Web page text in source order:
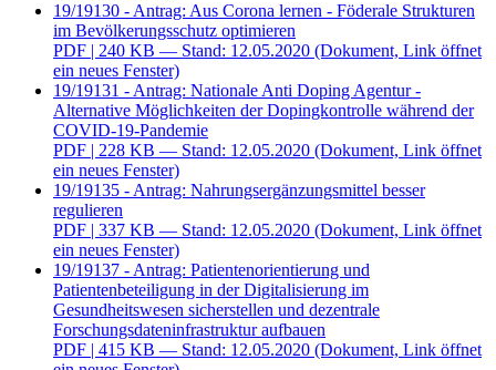
19/19130 - Antrag: Aus Corona lernen - Föderale Strukturen
im Bevölkerungsschutz optimieren
PDF | 240 KB — Stand: 12.05.2020 (Dokument, Link öffnet
ein neues Fenster)
19/19131 - Antrag: Nationale Anti Doping Agentur -
Alternative Möglichkeiten der Dopingkontrolle während der
COVID-19-Pandemie
PDF | 228 KB — Stand: 12.05.2020 (Dokument, Link öffnet
ein neues Fenster)
19/19135 - Antrag: Nahrungsergänzungsmittel besser
regulieren
PDF | 337 KB — Stand: 12.05.2020 (Dokument, Link öffnet
ein neues Fenster)
19/19137 - Antrag: Patientenorientierung und
Patientenbeteiligung in der Digitalisierung im
Gesundheitswesen sicherstellen und dezentrale
Forschungsdateninfrastruktur aufbauen
PDF | 415 KB — Stand: 12.05.2020 (Dokument, Link öffnet